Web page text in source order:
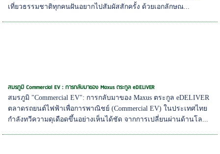
เที่ยวธรรมชาติทุกคนฝันอยากไปสัมผัสสักครั้ง ด้วยเอกลักษณ...
สมรภูมิ Commercial EV : การกลับมาของ Maxus ตระกูล eDELIVER
สมรภูมิ "Commercial EV": การกลับมาของ Maxus ตระกูล eDELIVER
ตลาดรถยนต์ไฟฟ้าเพื่อการพาณิชย์ (Commercial EV) ในประเทศไทย
กำลังทวีความดุเดือดขึ้นอย่างเห็นได้ชัด จากการเปลี่ยนผ่านด้านโล...